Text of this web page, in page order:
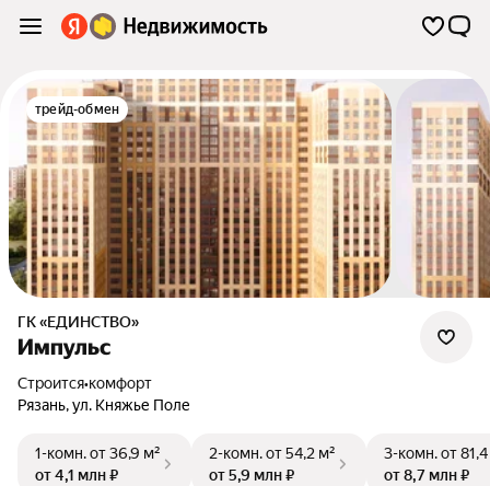
трейд-обмен
ГК «ЕДИНСТВО»
Импульс
Строится•комфорт
Рязань,ул. Княжье Поле
1-комн.от 36,9 м²
от 4,1 млн ₽
2-комн.от 54,2 м²
от 5,9 млн ₽
3-комн.от
от 8,7 млн ₽